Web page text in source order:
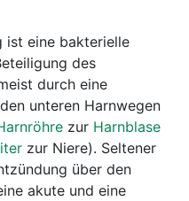
ist eine bakterielle
des
durch eine
unteren Harnwegen
zur Harnblase
zur Niere). Seltener
über den
akute und eine